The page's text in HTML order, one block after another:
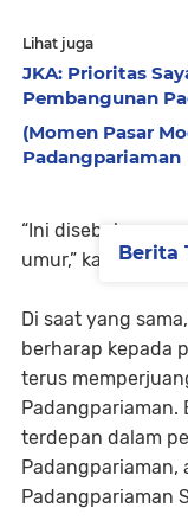
Lihat juga
JKA: Prioritas
Pembangunan
(Momen Pasar
Padangpariaman
“Ini disebakan
umur,” kata dia.
Di saat yang
berharap kepada
terus
Padangpariaman.
terdepan dalam
Padangpariaman,
Padangpariaman
Berita